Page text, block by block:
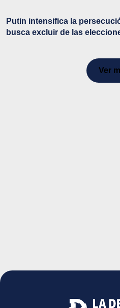
Putin intensifica la
busca excluir de las
Ver